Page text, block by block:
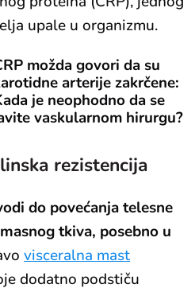
upale u organizmu.
možda govori da su
arterije zakrčene:
je neophodno da se
vaskularnom hirurgu?
rezistencija
do povećanja telesne
tkiva, posebno u
visceralna mast
dodatno podstiču